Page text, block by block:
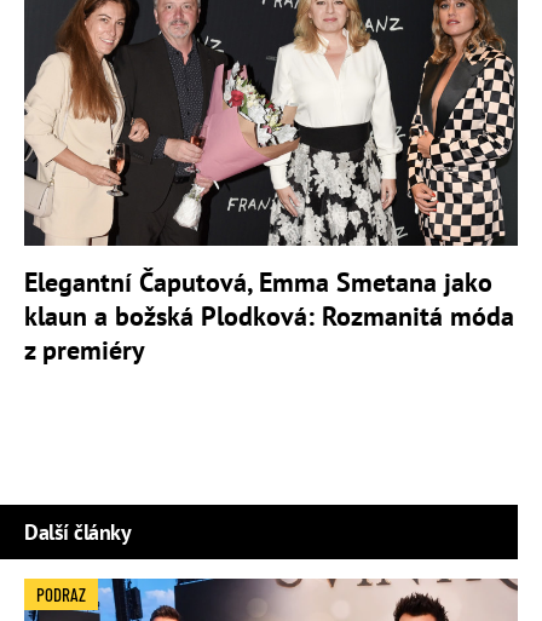
Elegantní Čaputová, Emma Smetana jako
klaun a božská Plodková: Rozmanitá móda
z premiéry
Další články
PODRAZ